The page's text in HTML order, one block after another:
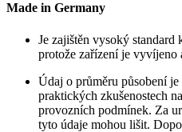
Made in Germany
Je zajištěn vysoký
protože zařízení je vyvíjeno
Údaj o průměru působení
praktických zkušenostech
provozních podmínek. Za
tyto údaje mohou lišit.